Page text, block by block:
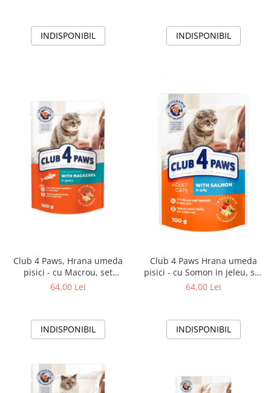
INDISPONIBIL INDISPONIBIL
Club 4 Paws, Hrana umeda
pisici - cu Macrou, set
24x100g
64,00 Lei
INDISPONIBIL
Club 4 Paws Hrana umeda
pisici - cu Somon in jeleu, set
24*100g
64,00 Lei
INDISPONIBIL